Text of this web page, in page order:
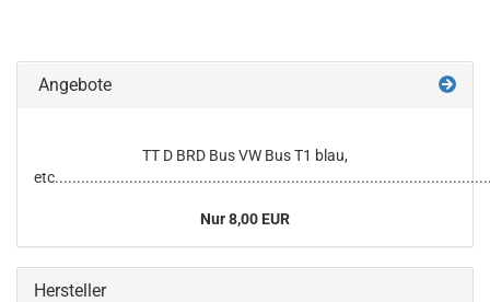
Angebote
TT D BRD Bus VW Bus T1 blau,
Nur 8,00 EUR
Hersteller